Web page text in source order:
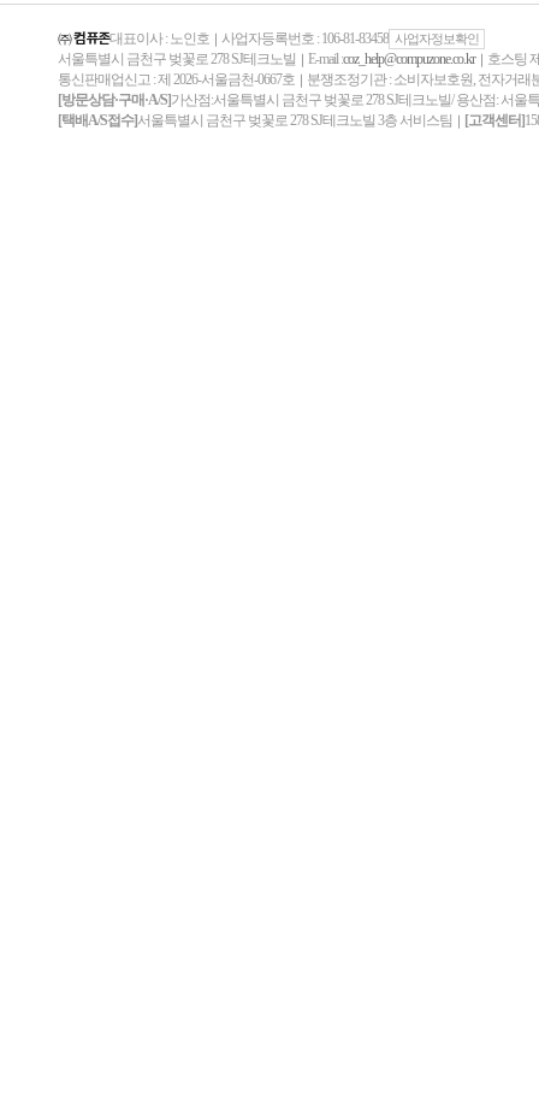
㈜ 컴퓨존대표이사 : 노인호 ｜ 사업자등록번호 : 106-81-83458 사업자정보확인
서울특별시 금천구 벚꽃로 278 SJ테크노빌 ｜ E-mail :coz_help@compuzone.co.kr｜ 호스팅
통신판매업신고 : 제 2026-서울금천-0667호 ｜ 분쟁조정기관 : 소비자보호원, 전자거래
[방문상담·구매·A/S]가산점:서울특별시 금천구 벚꽃로 278 SJ테크노빌/ 용산점: 서울
[택배A/S접수]서울특별시 금천구 벚꽃로 278 SJ테크노빌 3층 서비스팀 ｜ [고객센터]